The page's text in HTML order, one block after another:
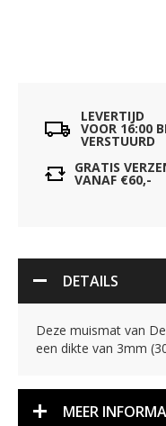
LEVERTIJD
VOOR 16:00
VERSTUURD
GRATIS
VANAF €60,-
DETAILS
Deze muismat van
een dikte van 3mm
MEER